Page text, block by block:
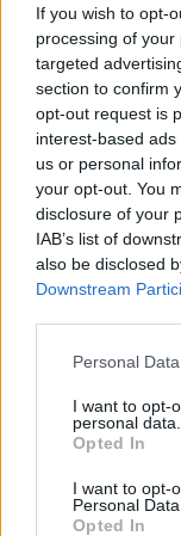
If you wish to opt-
processing of
targeted
section to confirm
opt-out request is
interest-based
us or personal
your opt-out. You
disclosure of your
IAB’s list of
also be disclosed
Downstream
Personal
I want to opt-
personal data.
Opted In
I want to opt-
Personal Data.
Opted In
opakovaně objevily
pytláctvím, uvedla
Soud v Plzni dal
cesty u Klínovce
29.7.2026 15:51 (ČTK)
vyměřil v odvolacím
úřadu v Jáchymově
serverNovinky,
rozporu se
soukromých